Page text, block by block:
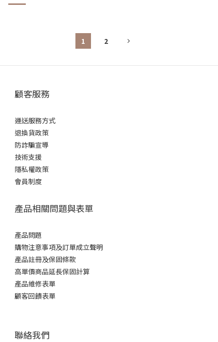
還有市面最高規格 𝟮 億負離子🙌🏻
相信一定可以成為女孩們的手臂救星！
再以紙膠帶裝飾包裝！做成糖果外觀 🍬
簡單完成少女心爆棚的禮物包裝💝
邀請大家一起來參與這次
「環保包裝大募集」活動吧
1 2
顧客服務
運送服務方式
退換貨政策
防詐騙宣導
技術支援
隱私權政策
會員制度
產品相關問題與表單
產品問題
購物注意事項及訂單成立聲明
產品註冊及保固條款
高單價商品延長保固計算
產品維修表單
顧客回饋表單
聯絡我們